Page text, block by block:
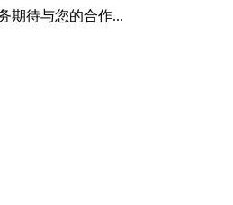
期待与您的合作...